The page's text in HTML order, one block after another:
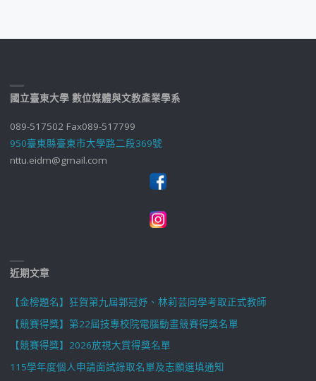
國立臺東大學 數位媒體與文教產業學系
089-517502 Fax089-517799
950臺東縣臺東市大學路二段369號
nttu.eidm@gmail.com
近期文章
【金榜題名】狂賀第九屆郭冠妤、林莉芸同學考取正式教師
【競賽得獎】第22屆技專校院電腦動畫競賽得獎名單
【競賽得獎】2026放視大賞得獎名單
115學年度個人申請面試錄取名單及志願選填通知